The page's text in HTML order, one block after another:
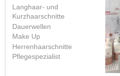
Langhaar- und
Kurzhaarschnitte
Dauerwellen
Make Up
Herrenhaarschnitte
Pflegespezialist